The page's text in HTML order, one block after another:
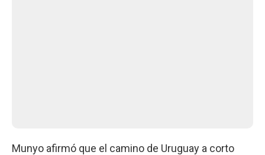
Munyo afirmó que el camino de Uruguay a corto